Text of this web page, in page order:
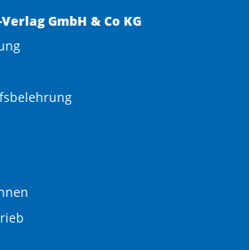
GmbH & Co KG